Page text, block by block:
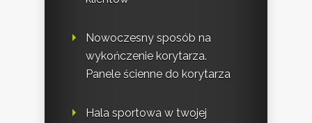
Nowoczesny sposób na
wykończenie korytarza.
Panele ścienne do korytarza
Hala sportowa w twojej